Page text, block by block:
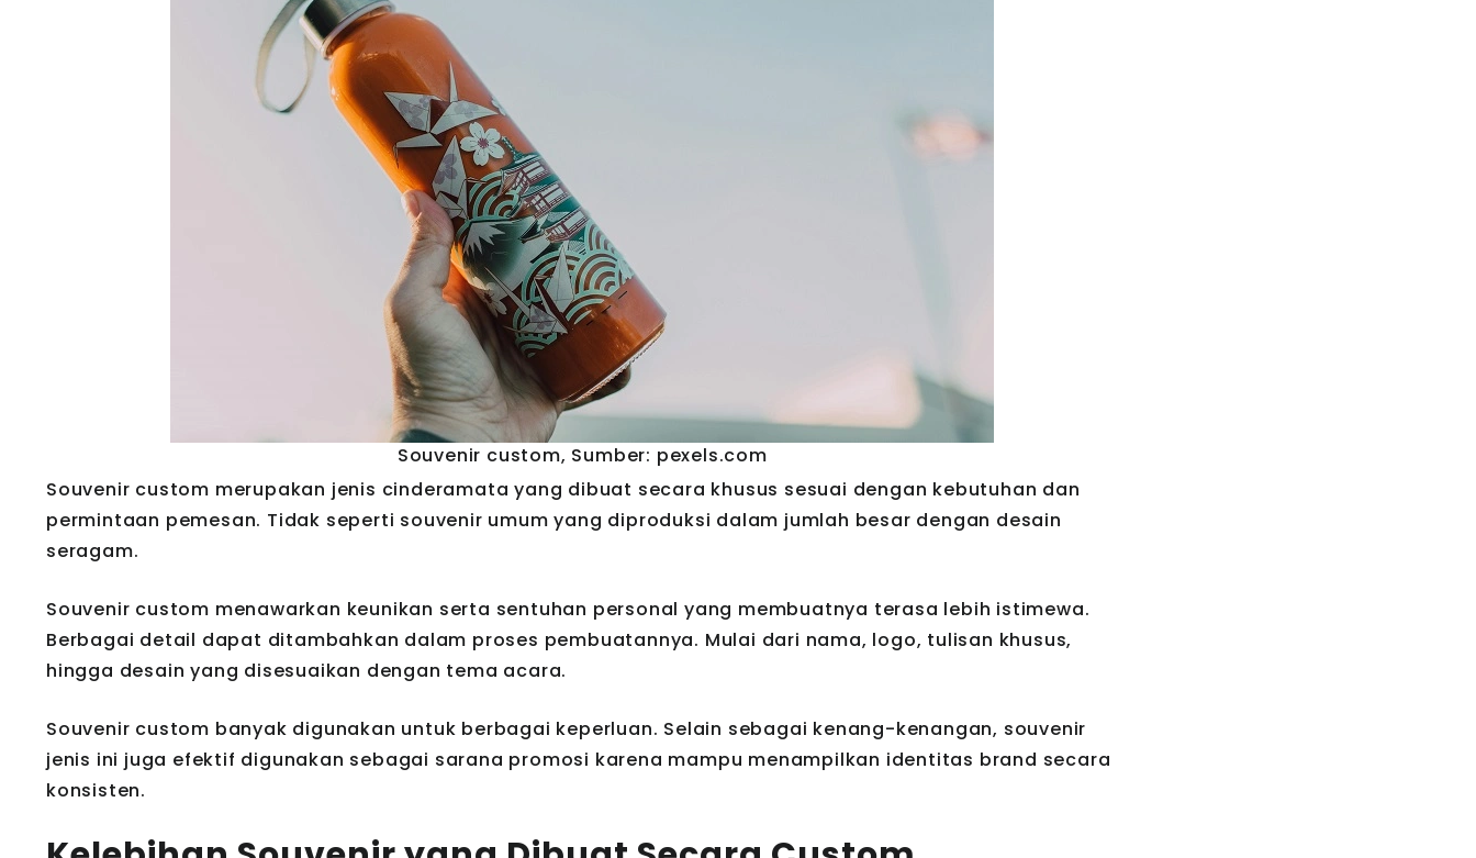
Souvenir custom, Sumber: pexels.com
Souvenir custom merupakan jenis cinderamata yang dibuat secara khusus sesuai dengan kebutuhan dan
permintaan pemesan. Tidak seperti souvenir umum yang diproduksi dalam jumlah besar dengan desain
seragam.
Souvenir custom menawarkan keunikan serta sentuhan personal yang membuatnya terasa lebih istimewa.
Berbagai detail dapat ditambahkan dalam proses pembuatannya. Mulai dari nama, logo, tulisan khusus,
hingga desain yang disesuaikan dengan tema acara.
Souvenir custom banyak digunakan untuk berbagai keperluan. Selain sebagai kenang-kenangan, souvenir
jenis ini juga efektif digunakan sebagai sarana promosi karena mampu menampilkan identitas brand secara
konsisten.